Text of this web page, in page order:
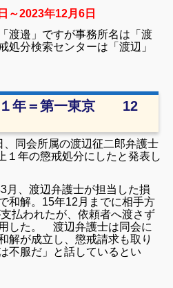
2023年12月6日
渡邉」ですが事務所名は「渡
処分検索センターは「渡辺」
１年＝第一東京 12
同会所属の渡辺征二郎弁護士
１年の懲戒処分にしたと発表し
、渡辺弁護士が担当した損
和解。15年12月までに相手方
払われたが、依頼者へ渡さず
した。 渡辺弁護士は同会に
解が成立し、懲戒請求も取り
不服だ」と話しているとい